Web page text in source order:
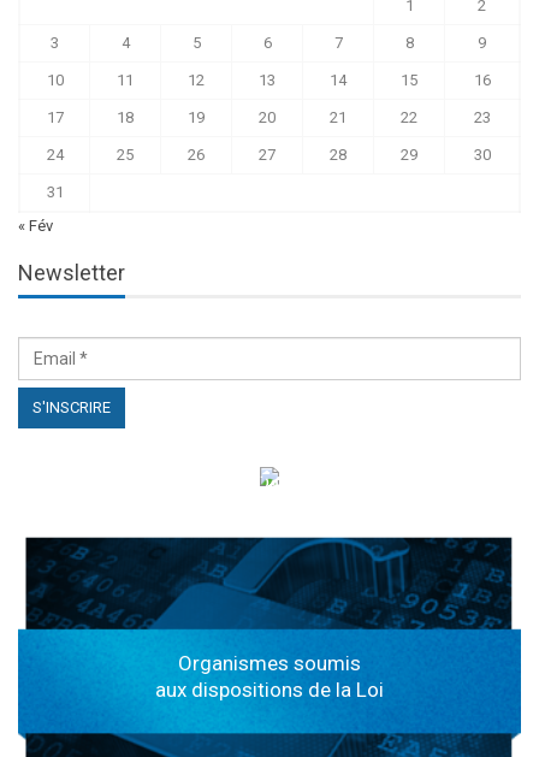
1 2
3 4 5 6 7 8 9
10 11 12 13 14 15 16
17 18 19 20 21 22 23
24 25 26 27 28 29 30
31
« Fév
Newsletter
الهياكل الخاضعة لقانون النفاذ إلى المعلومة
Organismes soumis
aux dispositions de la Loi